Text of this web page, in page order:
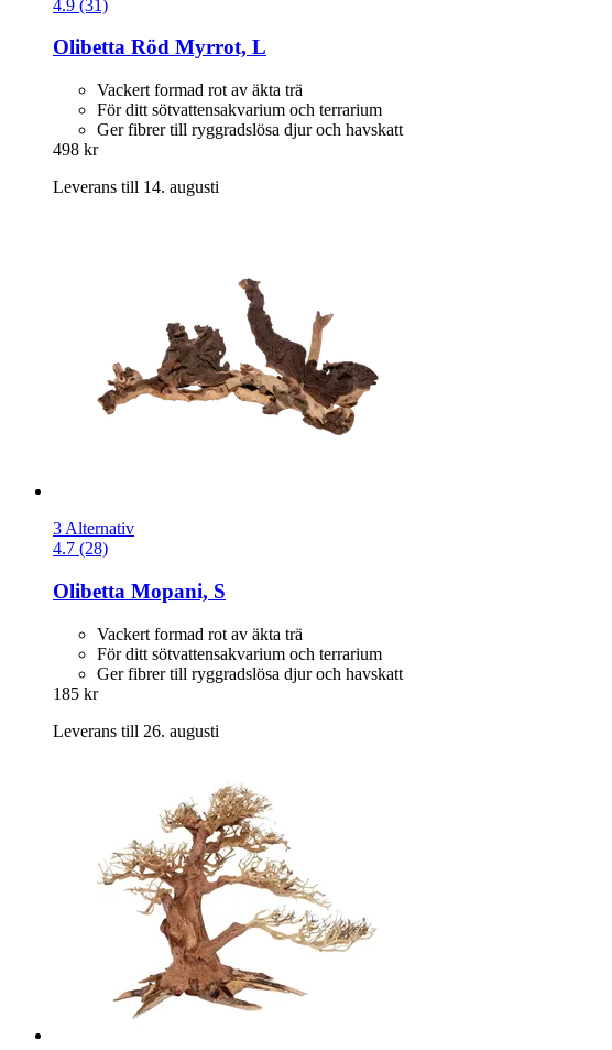
4.9 (31)
Olibetta Röd Myrrot, L
Vackert formad rot av äkta trä
För ditt sötvattensakvarium och terrarium
Ger fibrer till ryggradslösa djur och havskatt
498 kr
Leverans till 14. augusti
3 Alternativ
4.7 (28)
Olibetta Mopani, S
Vackert formad rot av äkta trä
För ditt sötvattensakvarium och terrarium
Ger fibrer till ryggradslösa djur och havskatt
185 kr
Leverans till 26. augusti